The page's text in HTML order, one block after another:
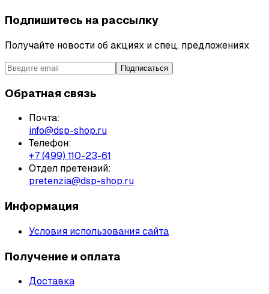
Подпишитесь на рассылку
Получайте новости об акциях и спец. предложениях
Подписаться
Обратная связь
Почта:
info@dsp-shop.ru
Телефон:
+7 (499) 110-23-61
Отдел претензий:
pretenzia@dsp-shop.ru
Информация
Условия использования сайта
Получение и оплата
Доставка